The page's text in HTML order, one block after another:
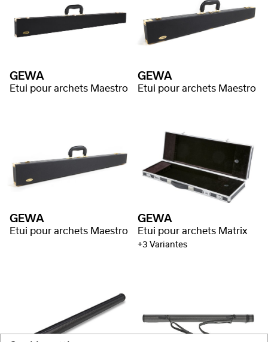
GEWA
Etui pour archets Maestro
GEWA
Etui pour archets Maestro
GEWA
Etui pour archets Maestro
GEWA
Etui pour archets Matrix
+3 Variantes